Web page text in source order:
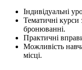
Індивідуальні
Тематичні
бронюванні.
Практичні
Можливість
місці.